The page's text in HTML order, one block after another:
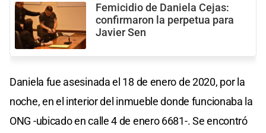
Femicidio de Daniela Cejas:
confirmaron la perpetua para
Javier Sen
Daniela fue asesinada el 18 de enero de 2020, por la
noche, en el interior del inmueble donde funcionaba la
ONG -ubicado en calle 4 de enero 6681-. Se encontró